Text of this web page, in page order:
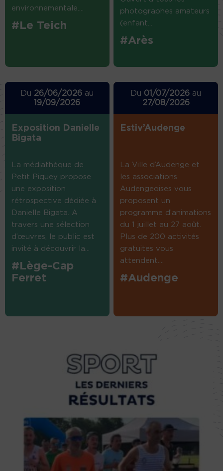
environnementale....
#Le Teich
photographes amateurs
(enfant...
#Arès
Du 26/06/2026 au
19/09/2026
Exposition Danielle
Bigata
La médiathèque de
Petit Piquey propose
une exposition
rétrospective dédiée à
Danielle Bigata. A
travers une sélection
d’œuvres, le public est
invité à découvrir la...
#Lège-Cap
Ferret
Du 01/07/2026 au
27/08/2026
Estiv’Audenge
La Ville d’Audenge et
les associations
Audengeoises vous
proposent un
programme d’animations
du 1 juillet au 27 août.
Plus de 200 activités
gratuites vous
attendent....
#Audenge